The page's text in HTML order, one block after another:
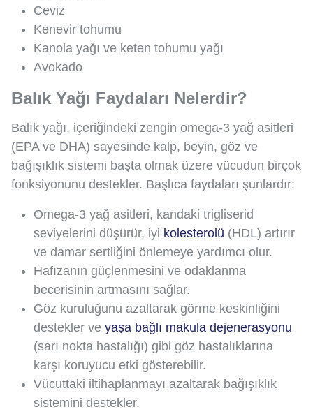
Ceviz
Kenevir tohumu
Kanola yağı ve keten tohumu yağı
Avokado
Balık Yağı Faydaları Nelerdir?
Balık yağı, içeriğindeki zengin omega-3 yağ asitleri
(EPA ve DHA) sayesinde kalp, beyin, göz ve
bağışıklık sistemi başta olmak üzere vücudun birçok
fonksiyonunu destekler. Başlıca faydaları şunlardır:
Omega-3 yağ asitleri, kandaki trigliserid
seviyelerini düşürür, iyi kolesterolü (HDL) artırır
ve damar sertliğini önlemeye yardımcı olur.
Hafızanın güçlenmesini ve odaklanma
becerisinin artmasını sağlar.
Göz kuruluğunu azaltarak görme keskinliğini
destekler ve yaşa bağlı makula dejenerasyonu
(sarı nokta hastalığı) gibi göz hastalıklarına
karşı koruyucu etki gösterebilir.
Vücuttaki iltihaplanmayı azaltarak bağışıklık
sistemini destekler.